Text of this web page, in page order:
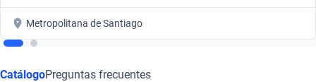
Metropolitana de Santiago
CatálogoPreguntas frecuentes